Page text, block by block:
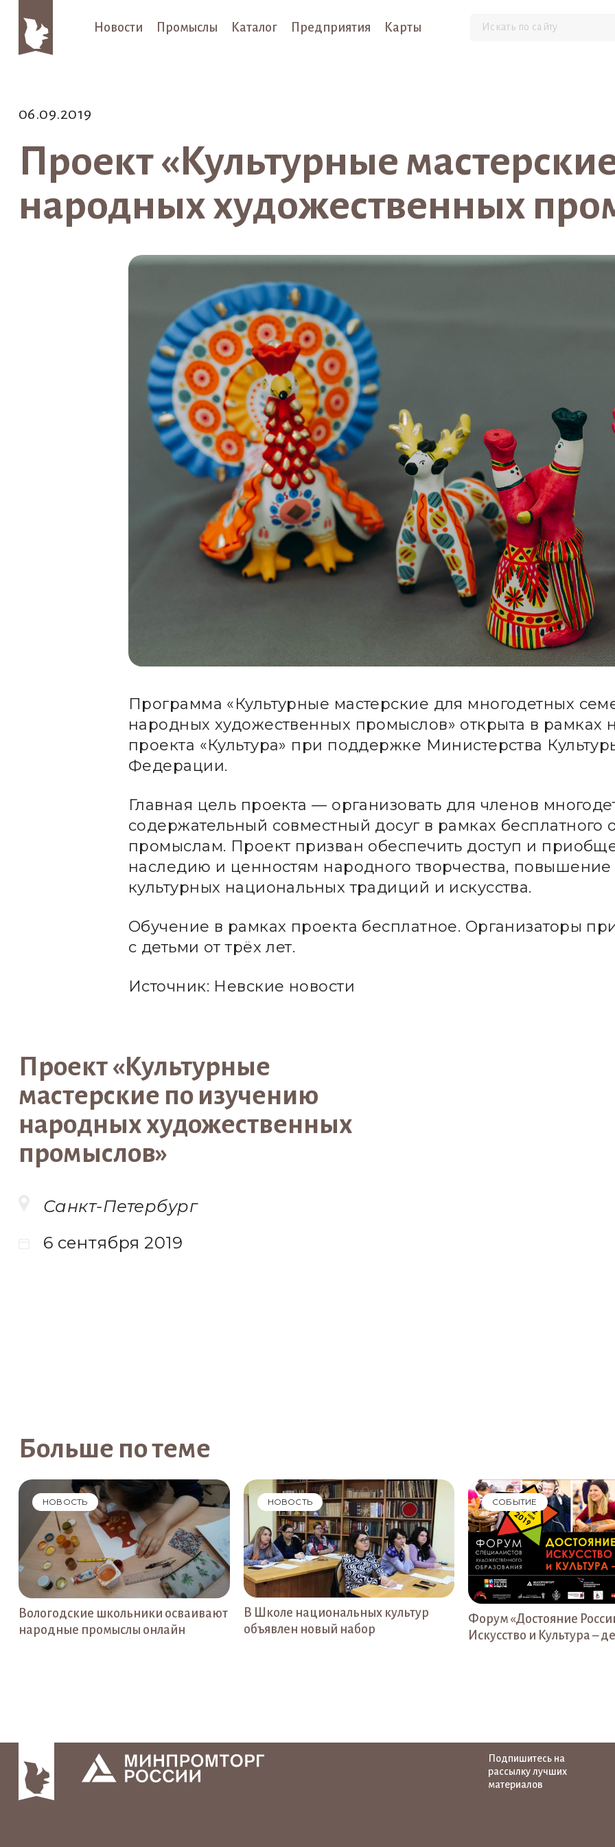
Новости Промыслы Каталог Предприятия Карты
06.09.2019
Проект «Культурные
народных художественных
Программа «Культурные мастерские для многодетных
народных художественных промыслов» открыта в рамках
проекта «Культура» при поддержке Министерства
Федерации.
Главная цель проекта — организовать для членов
содержательный совместный досуг в рамках
промыслам. Проект призван обеспечить доступ и
наследию и ценностям народного творчества,
культурных национальных традиций и искусства.
Обучение в рамках проекта бесплатное. Организаторы
с детьми от трёх лет.
Источник: Невские новости
Проект «Культурные
мастерские по изучению
народных художественных
промыслов»
Санкт-Петербург
6 сентября 2019
Больше по теме
НОВОСТЬ
Вологодские школьники осваивают
народные промыслы онлайн
НОВОСТЬ
В Школе национальных культур
объявлен новый набор
СОБЫТИЕ
Форум «Достояние
Искусство и Культура –
Подпишитесь на
рассылку лучших
материалов